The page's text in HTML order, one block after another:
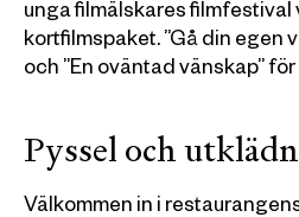
unga filmälskares filmfestival
kortfilmspaket. ”Gå din egen
och ”En oväntad vänskap”
Pyssel och
Välkommen in i